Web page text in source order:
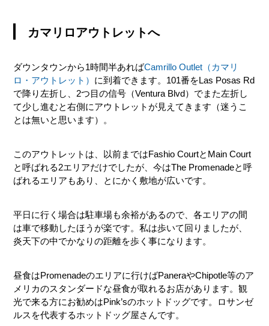
カマリロアウトレットへ
ダウンタウンから1時間半あればCamrillo Outlet（カマリ
ロ・アウトレット） に到着できます。101番をLas Posas Rd
で降り左折し、2つ目の信号（Ventura Blvd）でまた左折し
て少し進むと右側にアウトレットが見えてきます（迷うこ
とは無いと思います）。
このアウトレットは、以前まではFashio CourtとMain Court
と呼ばれる2エリアだけでしたが、今はThe Promenadeと呼
ばれるエリアもあり、とにかく敷地が広いです。
平日に行く場合は駐車場も余裕があるので、各エリアの間
は車で移動したほうが楽です。私は歩いて回りましたが、
炎天下の中でかなりの距離を歩く事になります。
昼食はPromenadeのエリアに行けばPaneraやChipotle等のア
メリカのスタンダードな昼食が取れるお店があります。観
光で来る方にお勧めはPink’sのホットドッグです。ロサンゼ
ルスを代表するホットドッグ屋さんです。